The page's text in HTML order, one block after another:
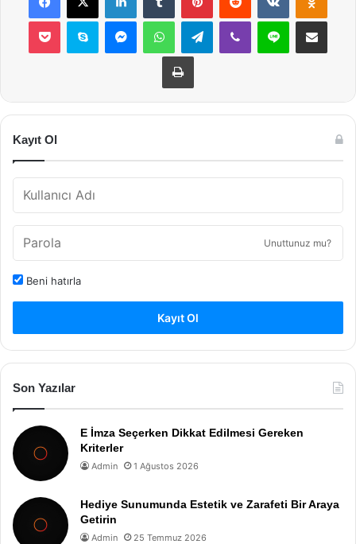
Pocket Skype MessengerWhatsAppTelegramViber Line E-Posta ile
Yazdır
Kayıt Ol
Unuttunuz mu?
Beni hatırla
Kayıt Ol
Son Yazılar
E İmza Seçerken Dikkat Edilmesi Gereken
Kriterler
Admin 1 Ağustos 2026
Hediye Sunumunda Estetik ve Zarafeti Bir Araya
Getirin
Admin 25 Temmuz 2026